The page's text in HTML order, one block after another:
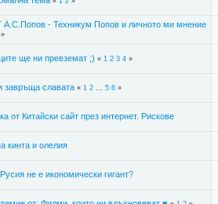
А.С.Попов - Техникум Попов и личното ми мнение
ще ни превземат ;) « 1 2 3 4»
завръща славата « 1 2... 5 6»
от Китайски сайт през интернет. Рискове
кинта и олелия
не е икономически гигант?